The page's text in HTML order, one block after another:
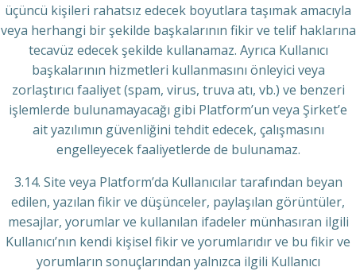
üçüncü kişileri rahatsız edecek boyutlara taşımak amacıyla
veya herhangi bir şekilde başkalarının fikir ve telif haklarına
tecavüz edecek şekilde kullanamaz. Ayrıca Kullanıcı
başkalarının hizmetleri kullanmasını önleyici veya
zorlaştırıcı faaliyet (spam, virus, truva atı, vb.) ve benzeri
işlemlerde bulunamayacağı gibi Platform’un veya Şirket’e
ait yazılımın güvenliğini tehdit edecek, çalışmasını
engelleyecek faaliyetlerde de bulunamaz.
3.14. Site veya Platform’da Kullanıcılar tarafından beyan
edilen, yazılan fikir ve düşünceler, paylaşılan görüntüler,
mesajlar, yorumlar ve kullanılan ifadeler münhasıran ilgili
Kullanıcı’nın kendi kişisel fikir ve yorumlarıdır ve bu fikir ve
yorumların sonuçlarından yalnızca ilgili Kullanıcı